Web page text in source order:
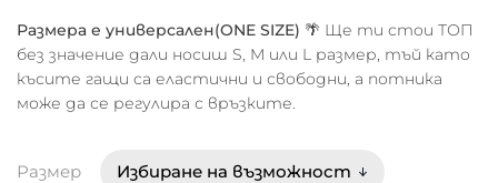
Размера е универсален(ONE SIZE) 🌴 Ще ти стои ТОП
без значение дали носиш S, M или L размер, тъй като
късите гащи са еластични и свободни, а потника
може да се регулира с връзките.
Размер